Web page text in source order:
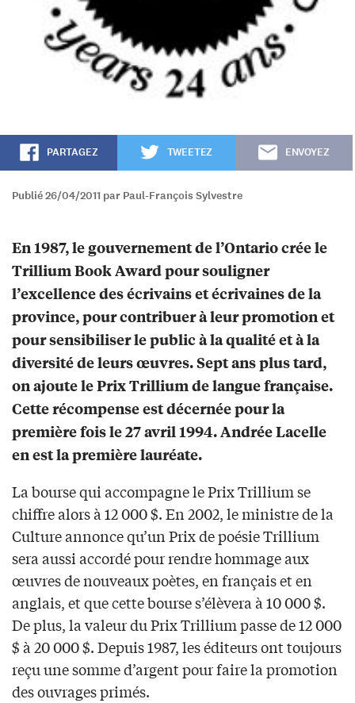
PARTAGEZ TWEETEZ ENVOYEZ
Publié 26/04/2011 par Paul-François Sylvestre
En 1987, le gouvernement de l’Ontario crée le
Trillium Book Award pour souligner
l’excellence des écrivains et écrivaines de la
province, pour contribuer à leur promotion et
pour sensibiliser le public à la qualité et à la
diversité de leurs œuvres. Sept ans plus tard,
on ajoute le Prix Trillium de langue française.
Cette récompense est décernée pour la
première fois le 27 avril 1994. Andrée Lacelle
en est la première lauréate.
La bourse qui accompagne le Prix Trillium se
chiffre alors à 12 000 $. En 2002, le ministre de la
Culture annonce qu’un Prix de poésie Trillium
sera aussi accordé pour rendre hommage aux
œuvres de nouveaux poètes, en français et en
anglais, et que cette bourse s’élèvera à 10 000 $.
De plus, la valeur du Prix Trillium passe de 12 000
$ à 20 000 $. Depuis 1987, les éditeurs ont toujours
reçu une somme d’argent pour faire la promotion
des ouvrages primés.